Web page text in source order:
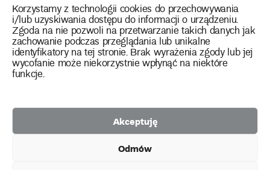
Korzystamy z technologii cookies do przechowywania
i/lub uzyskiwania dostępu do informacji o urządzeniu.
Zgoda na nie pozwoli na przetwarzanie takich danych jak
zachowanie podczas przeglądania lub unikalne
identyfikatory na tej stronie. Brak wyrażenia zgody lub jej
wycofanie może niekorzystnie wpłynąć na niektóre
funkcje.
Akceptuję
Odmów
Kontakt
instagram
twitterfacebookyoutube
tiktok
2026 Copyright by Muzeum Narodowe we Wrocławiu
Polityka prywatności
Facebookfacebook